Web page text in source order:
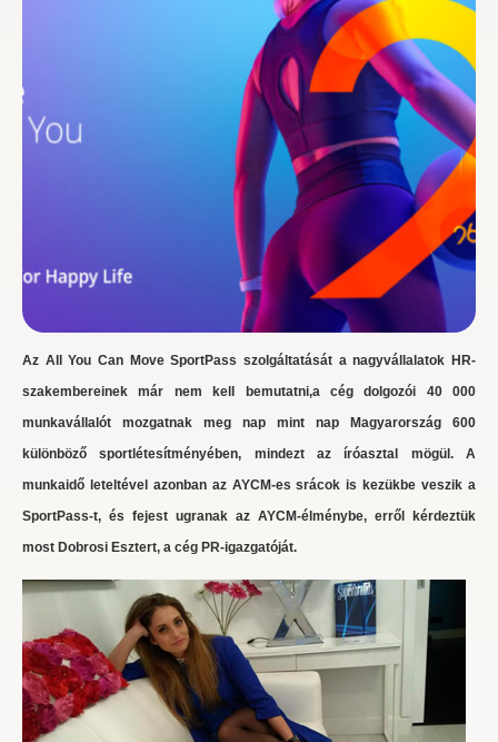
Az All You Can Move SportPass szolgáltatását a nagyvállalatok HR-
szakembereinek már nem kell bemutatni,a cég dolgozói 40 000
munkavállalót mozgatnak meg nap mint nap Magyarország 600
különböző sportlétesítményében, mindezt az íróasztal mögül. A
munkaidő leteltével azonban az AYCM-es srácok is kezükbe veszik a
SportPass-t, és fejest ugranak az AYCM-élménybe, erről kérdeztük
most Dobrosi Esztert, a cég PR-igazgatóját.